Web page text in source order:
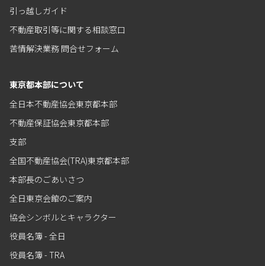
引っ越しガイド
不動産取引等に関する相談窓口
苦情解決業務 問合せフォーム
東京都本部について
全日本不動産協会東京都本部
不動産保証協会東京都本部
支部
全国不動産協会(TRA)東京都本部
本部長のごあいさつ
全日東京会館のご案内
協会シンボルとキャラクター
役員名簿 - 全日
役員名簿 - TRA